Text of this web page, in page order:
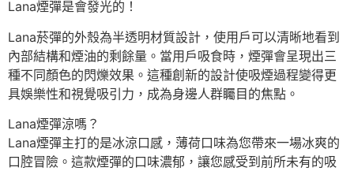
Lana煙彈是會發光的！
Lana菸彈的外殼為半透明材質設計，使用戶可以清晰地看到
內部結構和煙油的剩餘量。當用戶吸食時，煙彈會呈現出三
種不同顏色的閃爍效果。這種創新的設計使吸煙過程變得更
具娛樂性和視覺吸引力，成為身邊人群矚目的焦點。
Lana煙彈涼嗎？
Lana煙彈主打的是冰涼口感，薄荷口味為您帶來一場冰爽的
口腔冒險。這款煙彈的口味濃郁，讓您感受到前所未有的吸